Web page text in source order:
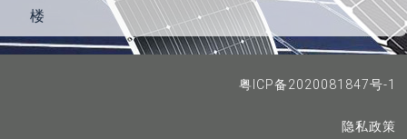
楼
粤ICP备2020081847号-1
隐私政策